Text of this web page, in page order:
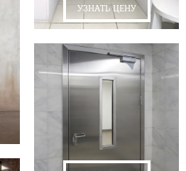
УЗНАТЬ ЦЕНУ